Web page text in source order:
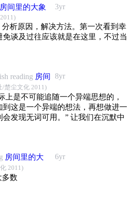
需要「以沉默掩飾沉默」。我們越
據在我們心頭。要打破這種暗中作
公開討論「不能被討論」這種現象本
有助於推動此種討論的系統化嘗試。
3yr
房间里的大象
分析原因，解决方法。第一次看到幸
谈及过往应该就是在这里，不过当
8yr
reading 房间
/楚尘文化 2011)
上是不可能追随一个异端思想的，
到这是一个异端的想法，再想做进一
发现无词可用。” 让我们在沉默中
6yr
房间里的大
2011)
多数